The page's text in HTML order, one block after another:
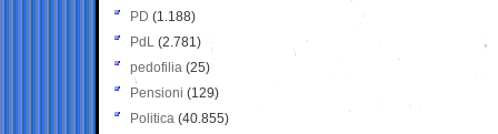
PD (1.188)
PdL (2.781)
pedofilia (25)
Pensioni (129)
Politica (40.855)